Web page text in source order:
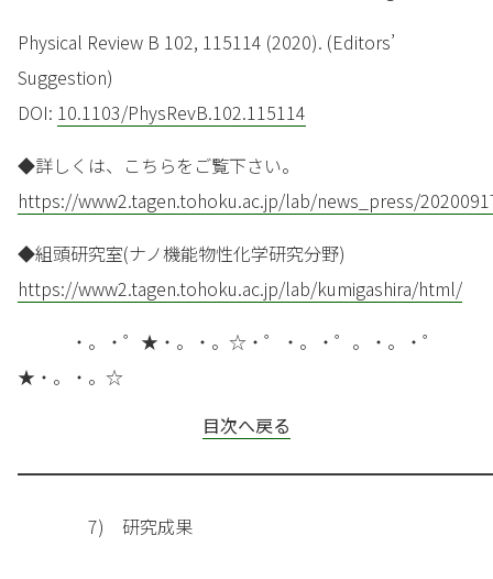
Physical Review B 102, 115114 (2020). (Editors’
Suggestion)
DOI: 10.1103/PhysRevB.102.115114
◆詳しくは、こちらをご覧下さい。
https://www2.tagen.tohoku.ac.jp/lab/news_press/
◆組頭研究室(ナノ機能物性化学研究分野)
https://www2.tagen.tohoku.ac.jp/lab/kumigashira/html/
・。・゜★・。・。☆・゜・。・゜。・。・゜
★・。・。☆
目次へ戻る
7) 研究成果